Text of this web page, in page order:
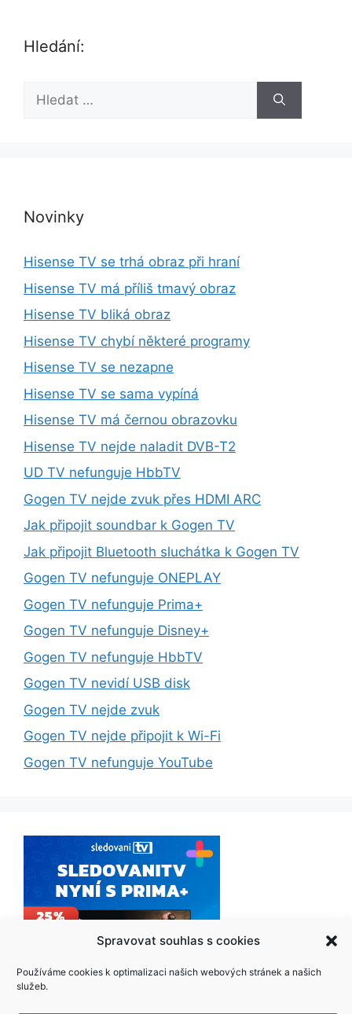
Hledání:
:Novinky
Hisense TV se trhá obraz při hraní
Hisense TV má příliš tmavý obraz
Hisense TV bliká obraz
Hisense TV chybí některé programy
Hisense TV se nezapne
Hisense TV se sama vypíná
Hisense TV má černou obrazovku
Hisense TV nejde naladit DVB-T2
UD TV nefunguje HbbTV
Gogen TV nejde zvuk přes HDMI ARC
Jak připojit soundbar k Gogen TV
Jak připojit Bluetooth sluchátka k Gogen TV
Gogen TV nefunguje ONEPLAY
Gogen TV nefunguje Prima+
Gogen TV nefunguje Disney+
Gogen TV nefunguje HbbTV
Gogen TV nevidí USB disk
Gogen TV nejde zvuk
Gogen TV nejde připojit k Wi-Fi
Gogen TV nefunguje YouTube
Spravovat souhlas s cookies
Používáme cookies k optimalizaci našich webových stránek a našich
služeb.